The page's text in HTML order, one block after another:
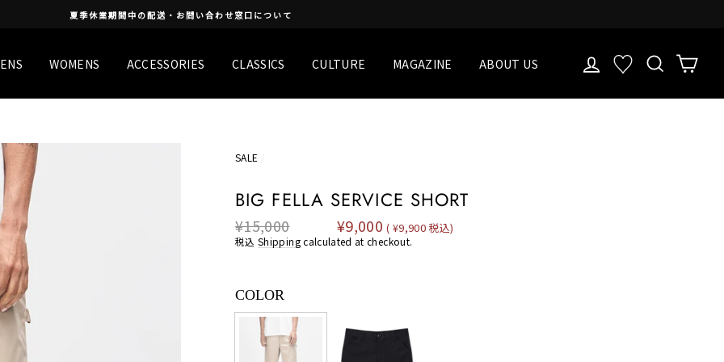
夏季休業期間中の配送・お問い合わせ窓口について
WOMENS ACCESSORIES CLASSICS CULTURE MAGAZINE ABOUT US LOG IN お気に入り一覧
検索
SALE /
BIG FELLA SERVICE SHORT
Regular
price
¥15,000
Sale
price
¥9,000 ( ¥9,900 税込)
税込Shippingcalculated at checkout.
COLOR